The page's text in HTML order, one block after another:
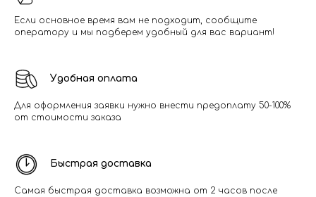
Если основное время вам не подходит, сообщите
оператору и мы подберем удобный для вас вариант!
Удобная оплата
Для оформления заявки нужно внести предоплату 50-100%
от стоимости заказа
Быстрая доставка
Самая быстрая доставка возможна от 2 часов после